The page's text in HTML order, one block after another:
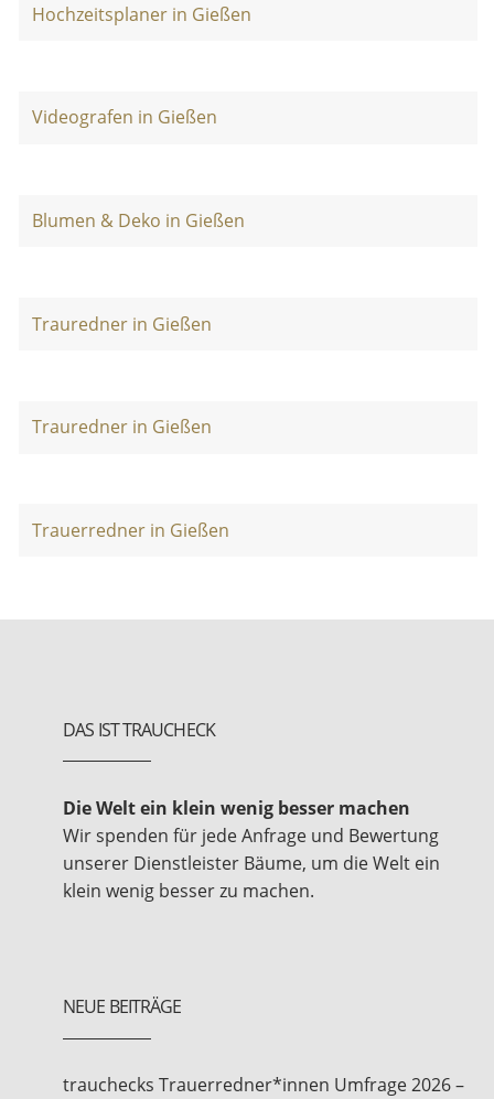
Hochzeitsplaner in Gießen
Videografen in Gießen
Blumen & Deko in Gießen
Trauredner in Gießen
Trauredner in Gießen
Trauerredner in Gießen
DAS IST TRAUCHECK
Die Welt ein klein wenig besser machen
Wir spenden für jede Anfrage und Bewertung
unserer Dienstleister Bäume, um die Welt ein
klein wenig besser zu machen.
NEUE BEITRÄGE
trauchecks Trauerredner*innen Umfrage 2026 –